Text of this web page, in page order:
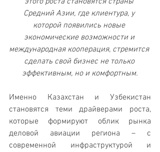
Средний Азии, где клиентура, у
которой появились новые
экономические возможности и
международная кооперация, стремится
сделать свой бизнес не только
эффективным, но и комфортным.
Именно Казахстан и Узбекистан
становятся теми драйверами роста,
которые формируют облик рынка
деловой авиации региона – с
современной инфраструктурой и